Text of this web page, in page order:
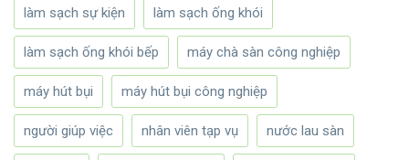
làm sạch sự kiện làm sạch ống khói
làm sạch ống khói bếp máy chà sàn công nghiệp
máy hút bụi máy hút bụi công nghiệp
người giúp việc nhân viên tạp vụ nước lau sàn